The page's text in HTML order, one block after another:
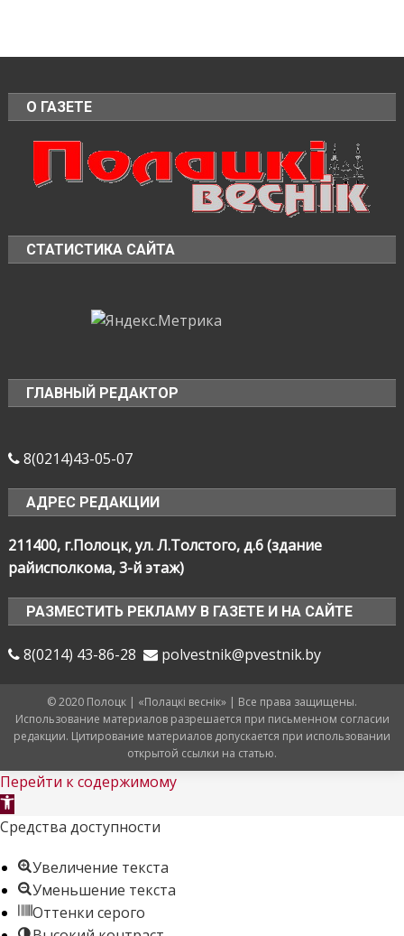
О ГАЗЕТЕ
СТАТИСТИКА САЙТА
ГЛАВНЫЙ РЕДАКТОР
8(0214)43-05-07
АДРЕС РЕДАКЦИИ
211400, г.Полоцк, ул. Л.Толстого, д.6 (здание
райисполкома, 3-й этаж)
РАЗМЕСТИТЬ РЕКЛАМУ В ГАЗЕТЕ И НА САЙТЕ
8(0214) 43-86-28 polvestnik@pvestnik.by
© 2020 Полоцк | «Полацкі веснік» | Все права защищены.
Использование материалов разрешается при письменном согласии
редакции. Цитирование материалов допускается при использовании
открытой ссылки на статью.
Перейти к содержимому
Открыть
панель
Средства доступности
Увеличение текста
Уменьшение текста
Оттенки серого